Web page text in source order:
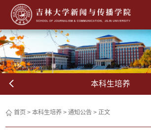
本科生培养
首页 >本科生培养 >通知公告 > 正文